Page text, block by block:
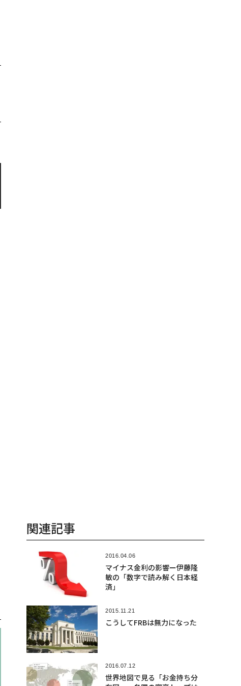
関連記事
2016.04.06
マイナス金利の影響ー伊藤隆
敏の「数字で読み解く日本経
済」
2015.11.21
こうしてFRBは無力になった
2016.07.12
世界地図で見る「お金持ち分